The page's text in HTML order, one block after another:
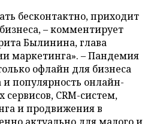
бесконтактно, приходит
– комментирует
Былинина, глава
маркетинга». – Пандемия
офлайн для бизнеса
популярность онлайн-
CRM-систем,
и продвижения в